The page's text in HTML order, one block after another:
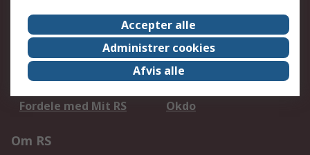
Support
Returnering
Levering
Spor min ordre
Fordele med Mit RS
Okdo
Om RS
Accepter alle
Administrer cookies
Afvis alle